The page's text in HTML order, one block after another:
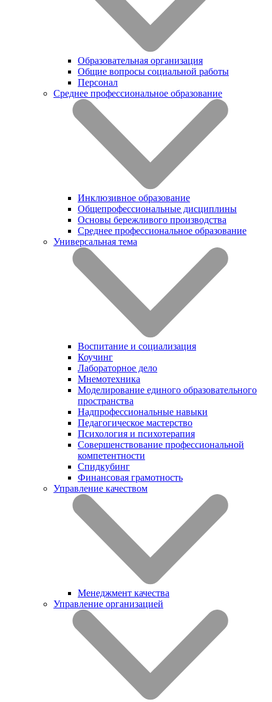
Образовательная организация
Общие вопросы социальной работы
Персонал
Среднее профессиональное образование
Инклюзивное образование
Общепрофессиональные дисциплины
Основы бережливого производства
Среднее профессиональное образование
Универсальная тема
Воспитание и социализация
Коучинг
Лабораторное дело
Мнемотехника
Моделирование единого образовательного
пространства
Надпрофессиональные навыки
Педагогическое мастерство
Психология и психотерапия
Совершенствование профессиональной
компетентности
Спидкубинг
Финансовая грамотность
Управление качеством
Менеджмент качества
Управление организацией